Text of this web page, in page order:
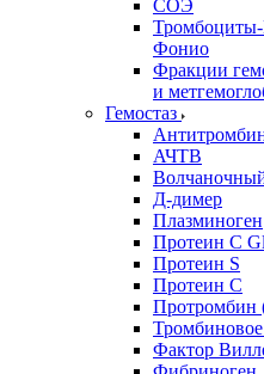
СОЭ
Тромбоциты-
Фонио
Фракции
и
Гемостаз
АЧТВ
Д-димер
Плазминоген
Протеин C
Протеин S
Протеин С
Протромбин
Фактор